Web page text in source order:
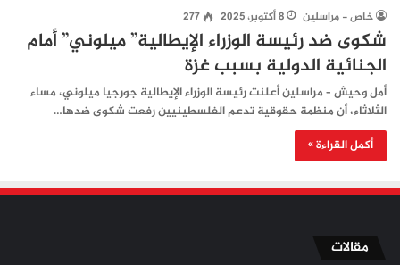
خاص - مراسلين 8 أكتوبر، 2025 277
شكوى ضد رئيسة الوزراء الإيطالية” ميلوني” أمام
الجنائية الدولية بسبب غزة
أمل وحيش – مراسلين أعلنت رئيسة الوزراء الإيطالية جورجيا ميلوني، مساء
الثلاثاء، أن منظمة حقوقية تدعم الفلسطينيين رفعت شكوى ضدها…
أكمل القراءة »
مقالات